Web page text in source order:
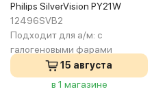
Philips SilverVision PY21W
12496SVB2
Подходит для а/м: с
галогеновыми фарами
15 августа
в 1 магазине